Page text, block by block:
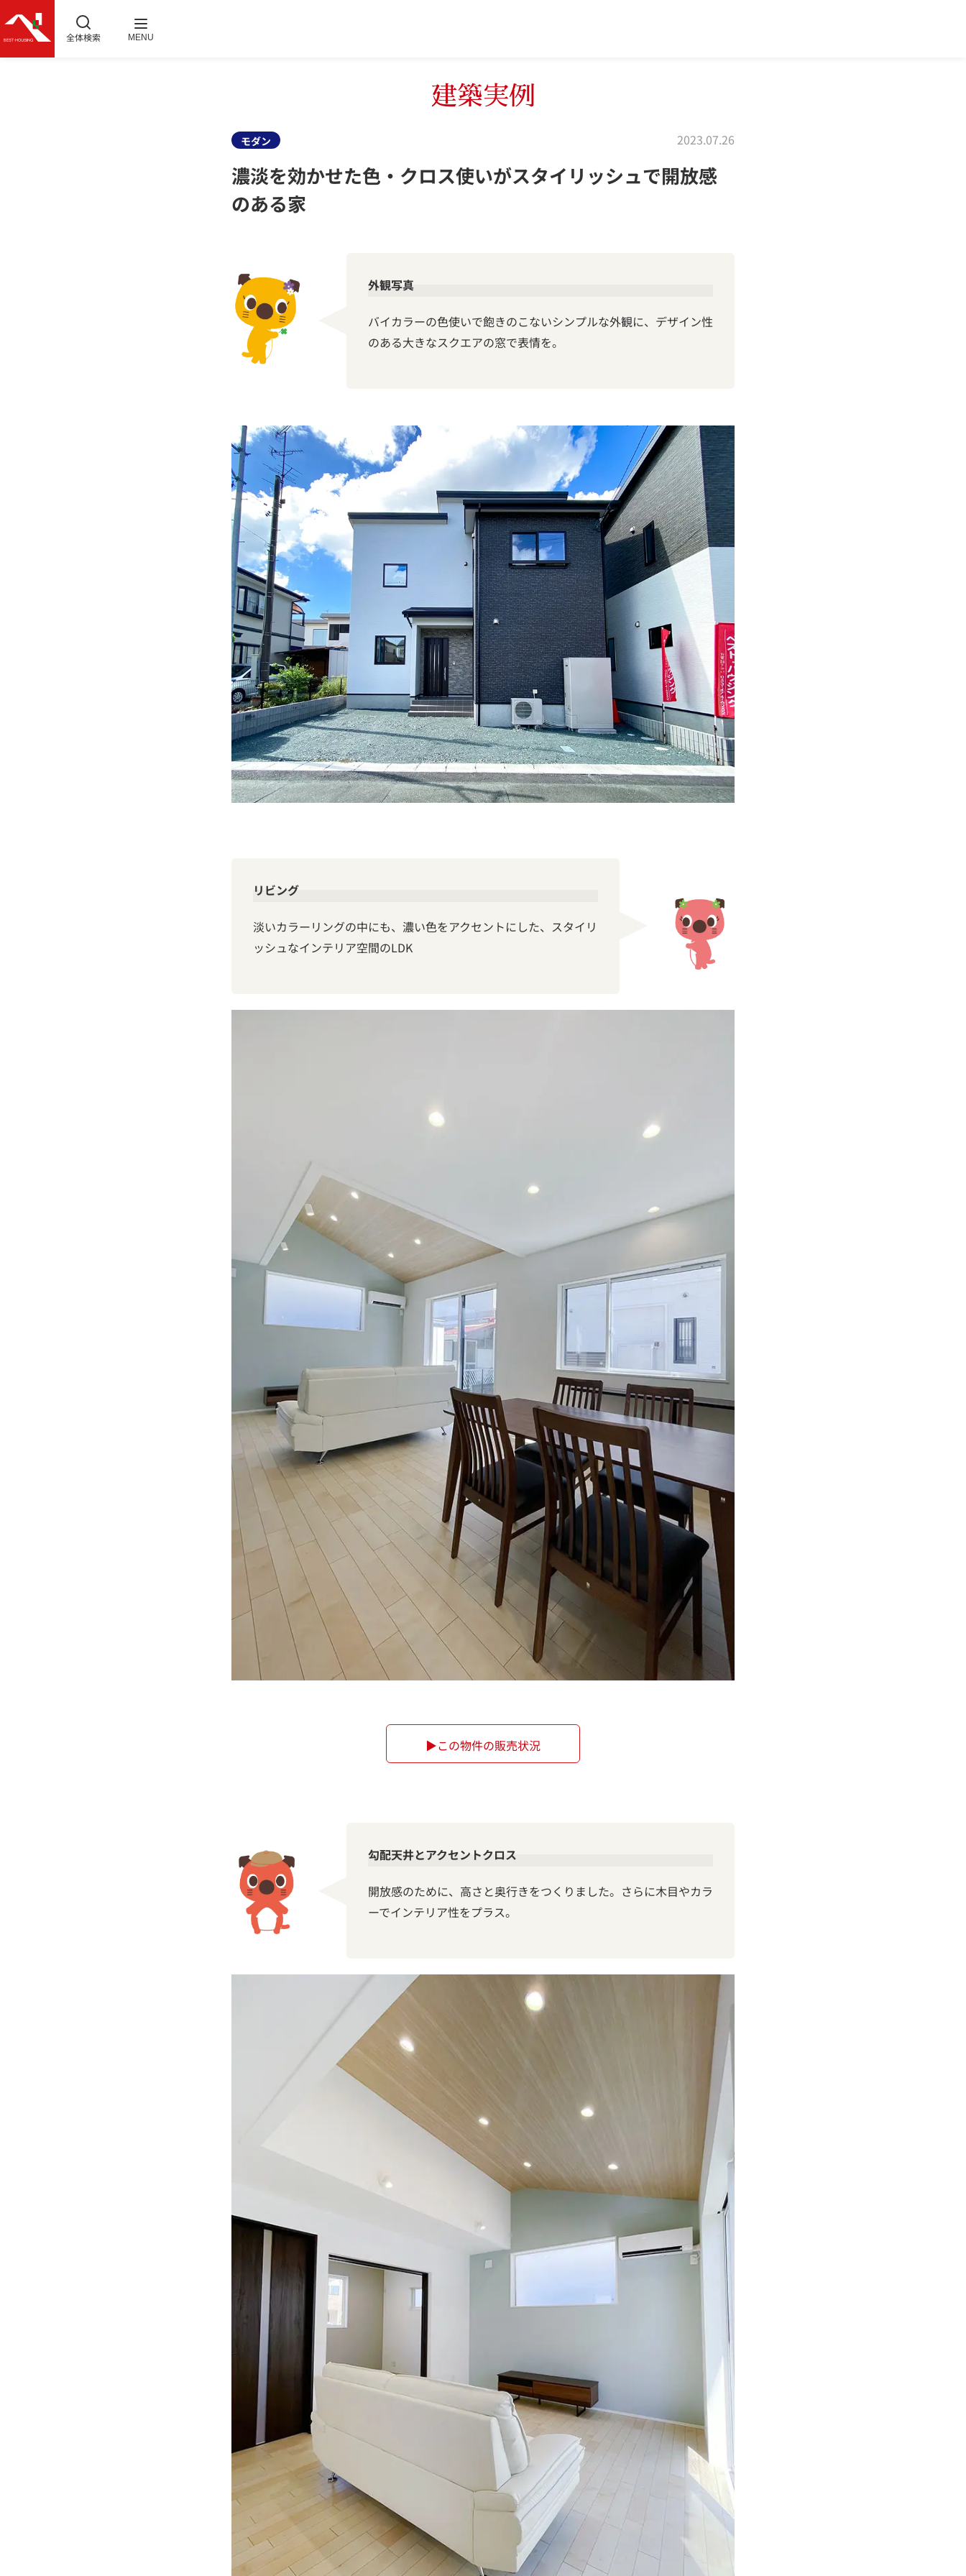
全体検索 MENU
建築実例
モダン 2023.07.26
濃淡を効かせた色・クロス使いがスタイリッシュで開放感
のある家
外観写真
バイカラーの色使いで飽きのこないシンプルな外観に、デザイン性
のある大きなスクエアの窓で表情を。
リビング
淡いカラーリングの中にも、濃い色をアクセントにした、スタイリ
ッシュなインテリア空間のLDK
▶この物件の販売状況
勾配天井とアクセントクロス
開放感のために、高さと奥行きをつくりました。さらに木目やカラ
ーでインテリア性をプラス。